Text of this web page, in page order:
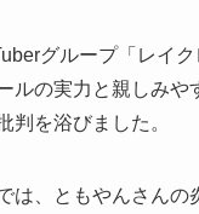
グループ「レイ
ルの実力と親しみや
判を浴びました。
は、ともやんさん